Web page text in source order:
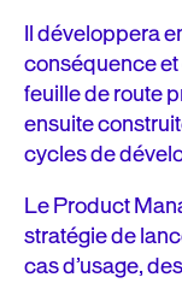
Il développera
conséquence
feuille de route
ensuite
cycles de
Le Product
stratégie de
cas d’usage,